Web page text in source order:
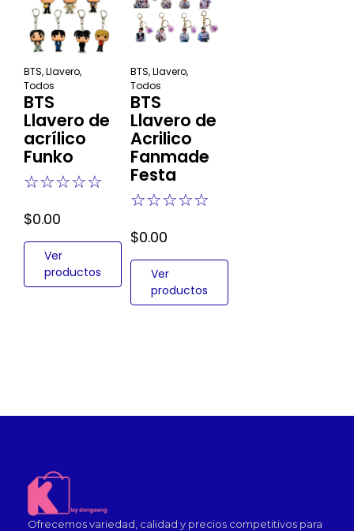
BTS,Llavero,
Todos
BTS
Llavero de
acrílico
Funko
☆☆☆☆☆
$0.00
Ver
productos
BTS,Llavero,
Todos
BTS
Llavero de
Acrilico
Fanmade
Festa
☆☆☆☆☆
$0.00
Ver
productos
Ofrecemos variedad, calidad y precios competitivos para